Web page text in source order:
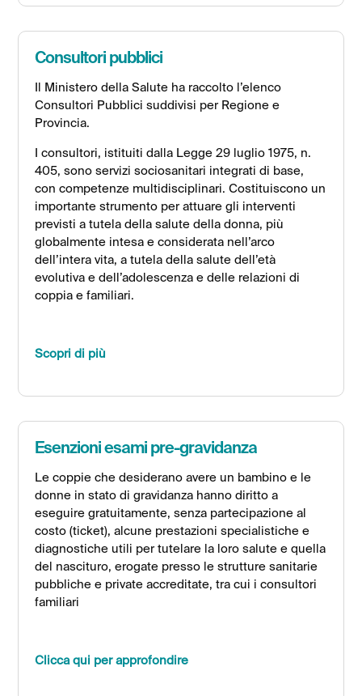
Consultori pubblici
Il Ministero della Salute ha raccolto l’elenco
Consultori Pubblici suddivisi per Regione e
Provincia.
I consultori, istituiti dalla Legge 29 luglio 1975, n.
405, sono servizi sociosanitari integrati di base,
con competenze multidisciplinari. Costituiscono un
importante strumento per attuare gli interventi
previsti a tutela della salute della donna, più
globalmente intesa e considerata nell’arco
dell’intera vita, a tutela della salute dell’età
evolutiva e dell’adolescenza e delle relazioni di
coppia e familiari.
Scopri di più
Esenzioni esami pre-gravidanza
Le coppie che desiderano avere un bambino e le
donne in stato di gravidanza hanno diritto a
eseguire gratuitamente, senza partecipazione al
costo (ticket), alcune prestazioni specialistiche e
diagnostiche utili per tutelare la loro salute e quella
del nascituro, erogate presso le strutture sanitarie
pubbliche e private accreditate, tra cui i consultori
familiari
Clicca qui per approfondire